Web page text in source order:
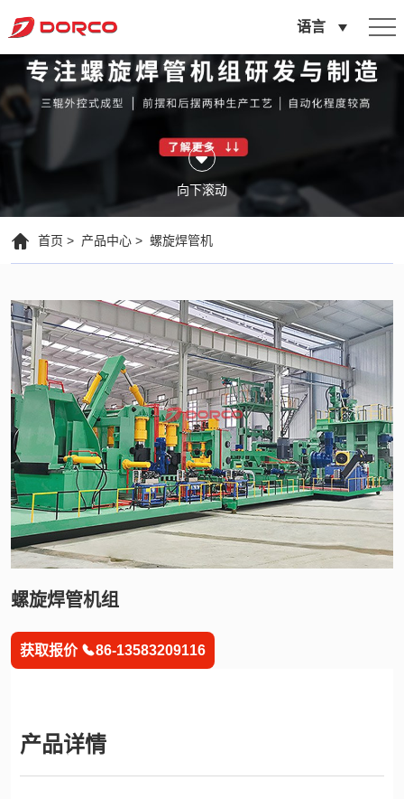
语言
多
乐
重
工
螺
旋
焊
生
产
线
是
经
过
多
年
实
践
和
改
成
熟
向下滚动
首页 产品中心 螺旋焊管机
螺旋焊管机组
获取报价 86-13583209116
产品详情